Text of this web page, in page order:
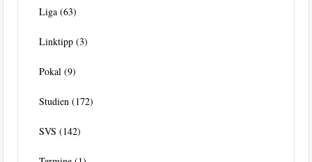
Liga (63)
Linktipp (3)
Pokal (9)
Studien (172)
SVS (142)